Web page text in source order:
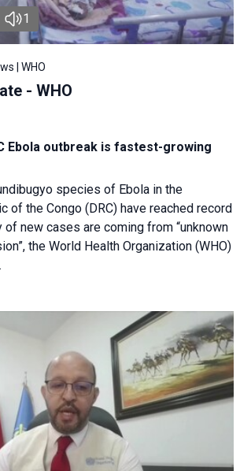
1
| WHO
- WHO
Ebola outbreak is fastest-growing
species of Ebola in the
of the Congo (DRC) have reached record
of new cases are coming from “unknown
the World Health Organization (WHO)